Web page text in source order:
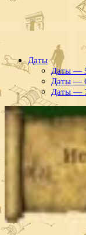
Даты
Даты —
Даты —
Даты —